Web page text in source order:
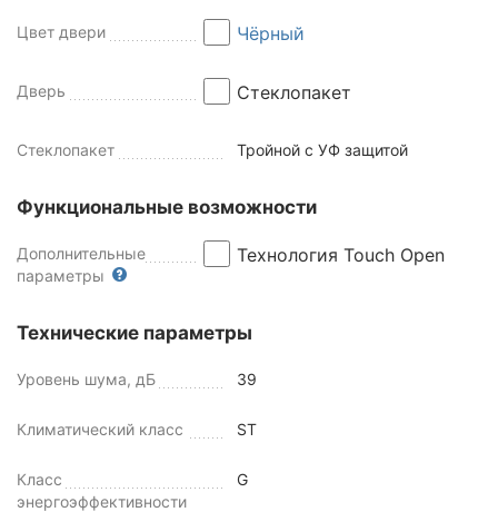
Цвет двери Чёрный
Дверь Стеклопакет
Стеклопакет Тройной с УФ защитой
Функциональные возможности
Дополнительные
параметры
Технология Touch Open
Технические параметры
Уровень шума, дБ 39
Климатический класс ST
Класс
энергоэффективности
G